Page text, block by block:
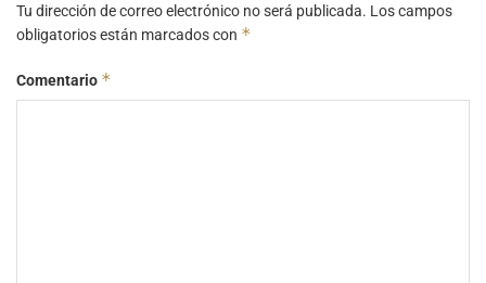
Tu dirección de correo electrónico no será publicada. Los campos
obligatorios están marcados con *
Comentario *